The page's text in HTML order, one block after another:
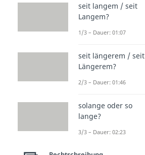
seit langem / seit
Langem?
1/3 – Dauer: 01:07
seit längerem / seit
Längerem?
2/3 – Dauer: 01:46
solange oder so
lange?
3/3 – Dauer: 02:23